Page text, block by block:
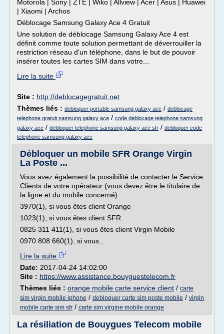
Motorola | Sony | ZTE | Wiko | Allview | Acer | Asus | Huawei
| Xiaomi | Archos
Déblocage Samsung Galaxy Ace 4 Gratuit
Une solution de déblocage Samsung Galaxy Ace 4 est
définit comme toute solution permettant de déverrouiller la
restriction réseau d'un téléphone, dans le but de pouvoir
insérer toutes les cartes SIM dans votre...
Lire la suite
Site : http://deblocagegratuit.net
Thèmes liés : debloquer portable samsung galaxy ace / deblocage
telephone gratuit samsung galaxy ace / code deblocage telephone samsung
galaxy ace / debloquer telephone samsung galaxy ace sfr / debloquer code
telephone samsung galaxy ace
Débloquer un mobile SFR Orange Virgin
La Poste ...
Vous avez également la possibilité de contacter le Service
Clients de votre opérateur (vous devez être le titulaire de
la ligne et du mobile concerné) :
3970(1), si vous êtes client Orange
1023(1), si vous êtes client SFR
0825 311 411(1), si vous êtes client Virgin Mobile
0970 808 660(1), si vous...
Lire la suite
Date: 2017-04-24 14:02:00
Site : https://www.assistance.bouyguestelecom.fr
Thèmes liés : orange mobile carte service client / carte
sim virgin mobile iphone / debloquer carte sim poste mobile / virgin
mobile carte sim sfr / carte sim virgine mobile orange
La résiliation de Bouygues Telecom mobile